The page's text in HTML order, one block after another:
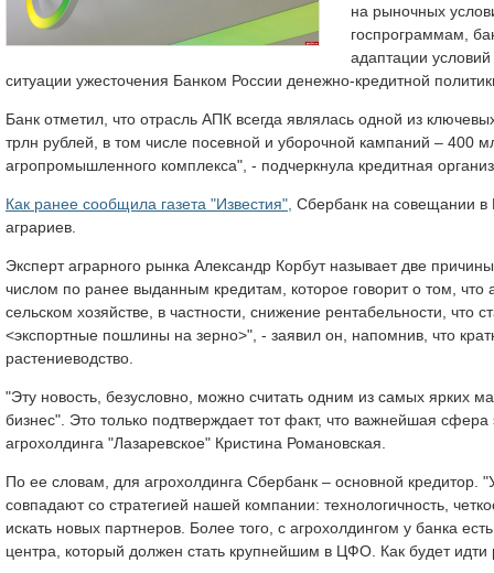
на рыночных
госпрограммам,
адаптации
ситуации ужесточения Банком России денежно-кредитной
Банк отметил, что отрасль АПК всегда являлась одной из
трлн рублей, в том числе посевной и уборочной кампаний – 400
агропромышленного комплекса", - подчеркнула кредитная
Как ранее сообщила газета "Известия", Сбербанк на совещании в
аграриев.
Эксперт аграрного рынка Александр Корбут называет две
числом по ранее выданным кредитам, которое говорит о том,
сельском хозяйстве, в частности, снижение рентабельности, что
<экспортные пошлины на зерно>", - заявил он, напомнив, что
растениеводство.
"Эту новость, безусловно, можно считать одним из самых ярких
бизнес". Это только подтверждает тот факт, что важнейшая
агрохолдинга "Лазаревское" Кристина Романовская.
По ее словам, для агрохолдинга Сбербанк – основной кредитор.
совпадают со стратегией нашей компании: технологичность,
искать новых партнеров. Более того, с агрохолдингом у банка
центра, который должен стать крупнейшим в ЦФО. Как будет